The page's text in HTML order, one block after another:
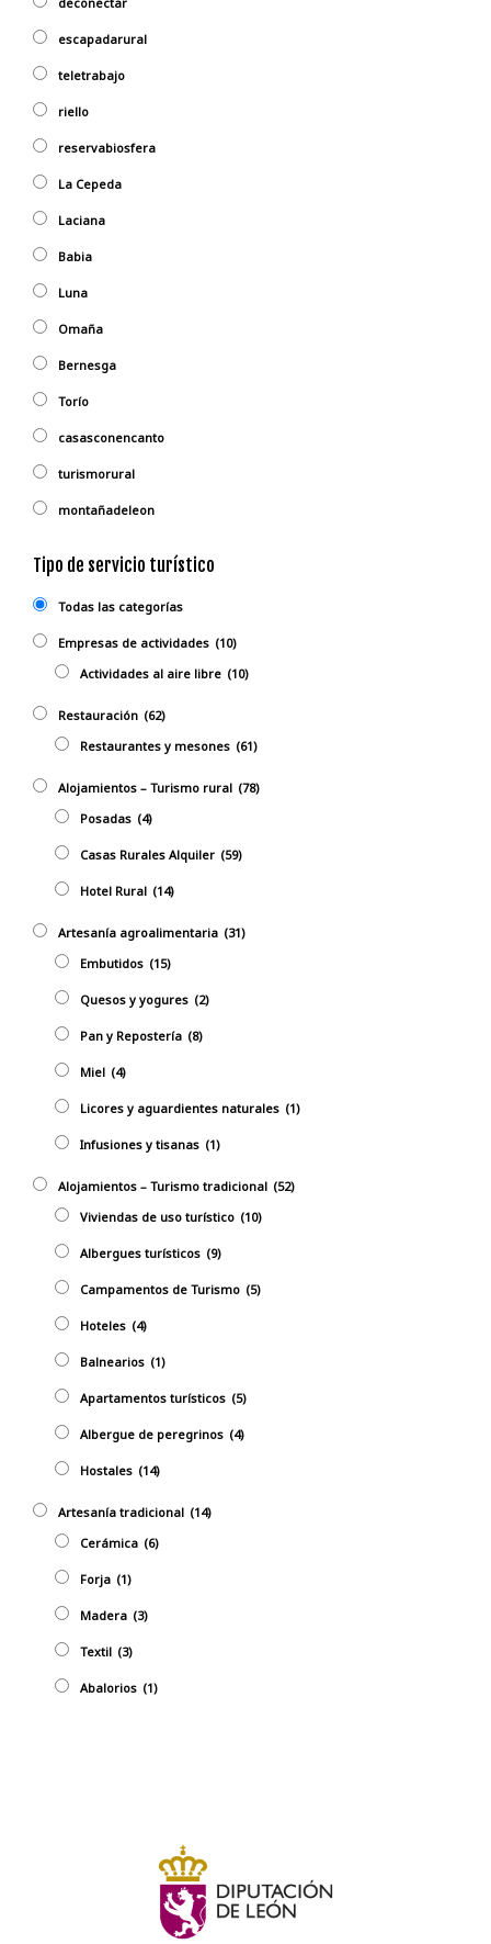
escapadarural
teletrabajo
riello
reservabiosfera
La Cepeda
Laciana
Babia
Luna
Omaña
Bernesga
Torío
casasconencanto
turismorural
montañadeleon
Tipo de servicio turístico
Todas las categorías
Empresas de actividades (10)
Actividades al aire libre (10)
Restauración (62)
Restaurantes y mesones (61)
Alojamientos – Turismo rural (78)
Posadas (4)
Casas Rurales Alquiler (59)
Hotel Rural (14)
Artesanía agroalimentaria (31)
Embutidos (15)
Quesos y yogures (2)
Pan y Repostería (8)
Miel (4)
Licores y aguardientes naturales (1)
Infusiones y tisanas (1)
Alojamientos – Turismo tradicional (52)
Viviendas de uso turístico (10)
Albergues turísticos (9)
Campamentos de Turismo (5)
Hoteles (4)
Balnearios (1)
Apartamentos turísticos (5)
Albergue de peregrinos (4)
Hostales (14)
Artesaní­a tradicional (14)
Cerámica (6)
Forja (1)
Madera (3)
Textil (3)
Abalorios (1)